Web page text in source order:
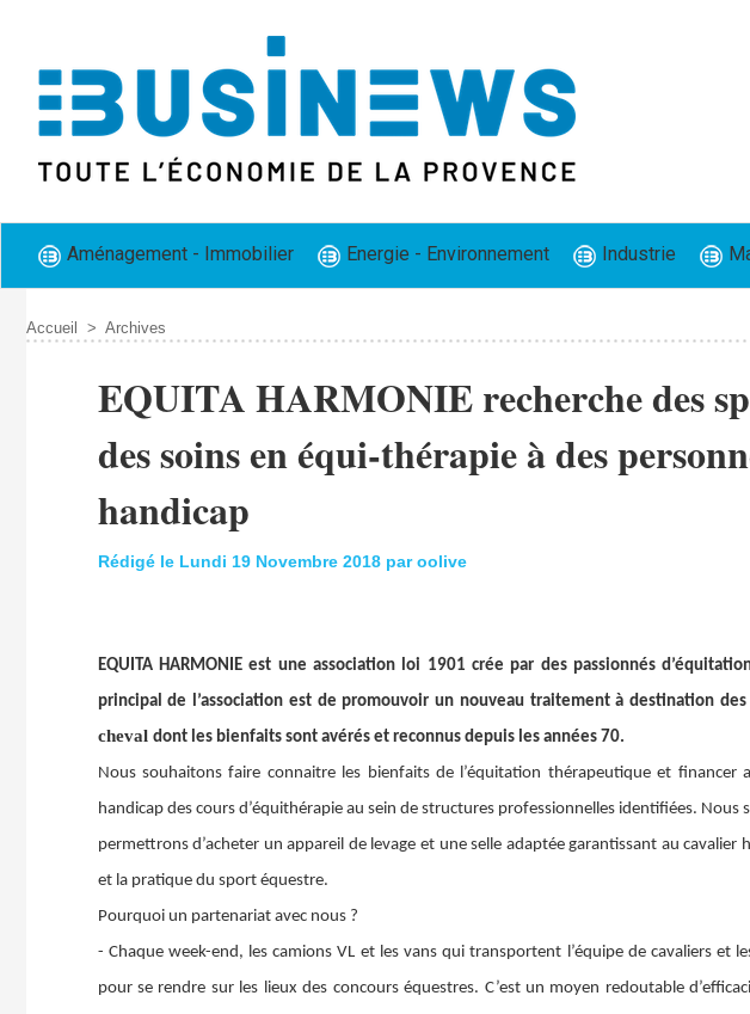
Aménagement - Immobilier Energie - Environnement Industrie
Accueil > Archives
EQUITA HARMONIE recherche des
des soins en équi-thérapie à des
handicap
Rédigé le Lundi 19 Novembre 2018 par oolive
EQUITA HARMONIE est une association loi 1901 crée par des passionnés
principal de l’association est de promouvoir un nouveau traitement à destination
cheval dont les bienfaits sont avérés et reconnus depuis les années 70.
Nous souhaitons faire connaitre les bienfaits de l’équitation thérapeutique et financer
handicap des cours d’équithérapie au sein de structures professionnelles identifiées.
permettrons d’acheter un appareil de levage et une selle adaptée garantissant au
et la pratique du sport équestre.
Pourquoi un partenariat avec nous ?
- Chaque week-end, les camions VL et les vans qui transportent l’équipe de cavaliers et
pour se rendre sur les lieux des concours équestres. C’est un moyen redoutable